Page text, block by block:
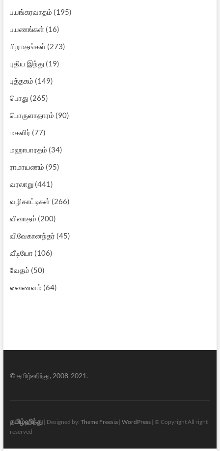
பயங்கரவாதம் (195)
பயணங்கள்(16)
பிறமதங்கள்(273)
புதிய இந்து (19)
புத்தகம் (149)
பொது (265)
பொருளாதாரம் (90)
மகளிர் (77)
மஹாபாரதம் (34)
ராமாயணம் (95)
வரலாறு(441)
வழிகாட்டிகள்(266)
விவாதம் (200)
விவேகானந்தர் (45)
வீடியோ (106)
வேதம் (50)
வைணவம் (64)
© தமிழ்ஹிந்து, 2008-2021.
தமிழ்ஹிந்து| Designed by: Theme Freesia| WordPress| © Copyright All right
reserved